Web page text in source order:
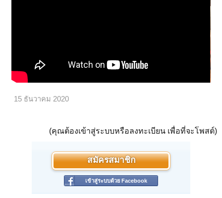
15 ธันวาคม 2020
(คุณต้องเข้าสู่ระบบหรือลงทะเบียน เพื่อที่จะโพสต์)
สมัครสมาชิก
เข้าสู่ระบบด้วย Facebook